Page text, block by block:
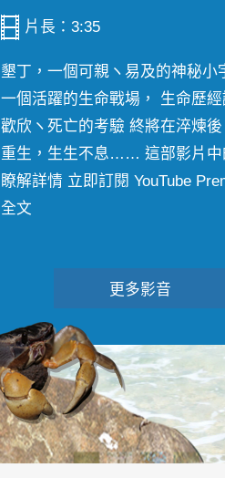
片長：3:35
墾丁，一個可親ヽ易及的神秘小
一個活躍的生命戰場， 生命歷
歡欣ヽ死亡的考驗 終將在淬煉
重生，生生不息…… 這部影片中
瞭解詳情 立即訂閱 YouTube
全文
更多影音